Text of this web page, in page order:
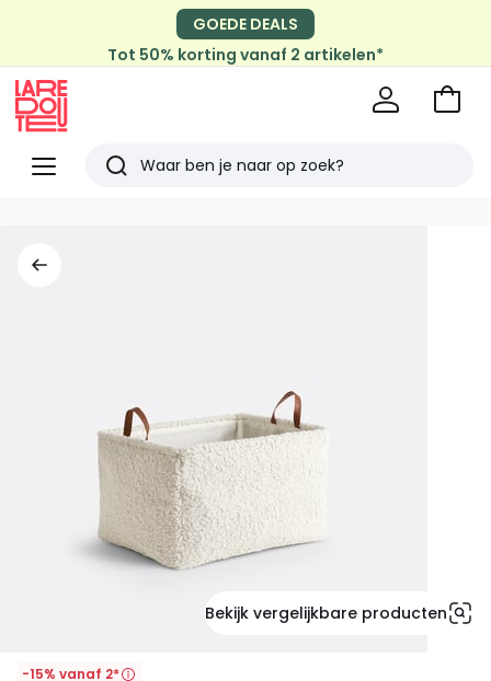
GOEDE DEALS
Tot 50% korting vanaf 2 artikelen*
Menu
Redoute
Zoeken
Naar
Bekijk vergelijkbare producten
-15% vanaf 2*